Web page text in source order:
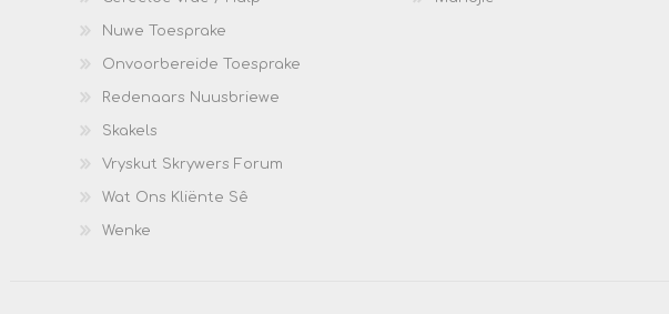
Nuwe Toesprake
Onvoorbereide Toesprake
Redenaars Nuusbriewe
Skakels
Vryskut Skrywers Forum
Wat Ons Kliënte Sê
Wenke